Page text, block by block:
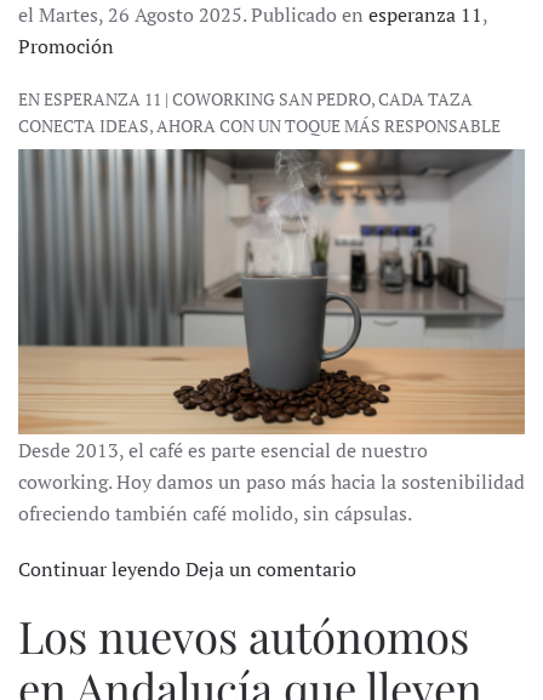
el Martes, 26 Agosto 2025. Publicado en esperanza 11,
Promoción
EN ESPERANZA 11 | COWORKING SAN PEDRO, CADA TAZA
CONECTA IDEAS, AHORA CON UN TOQUE MÁS RESPONSABLE
Desde 2013, el café es parte esencial de nuestro
coworking. Hoy damos un paso más hacia la sostenibilidad
ofreciendo también café molido, sin cápsulas.
Continuar leyendoDeja un comentario
Los nuevos autónomos
en Andalucía que lleven